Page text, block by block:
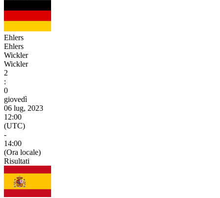
Ehlers
Ehlers
Wickler
Wickler
2
:
0
giovedì
06 lug, 2023
12:00
(UTC)
-
14:00
(Ora locale)
Risultati